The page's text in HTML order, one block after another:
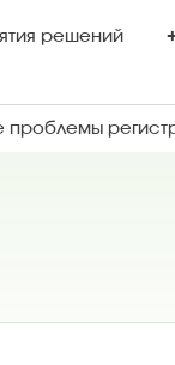
решений
проблемы